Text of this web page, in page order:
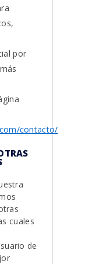
por
contacto/
cuales
de